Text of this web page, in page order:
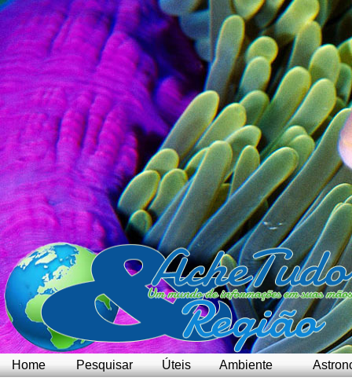
Home Pesquisar Úteis Ambiente